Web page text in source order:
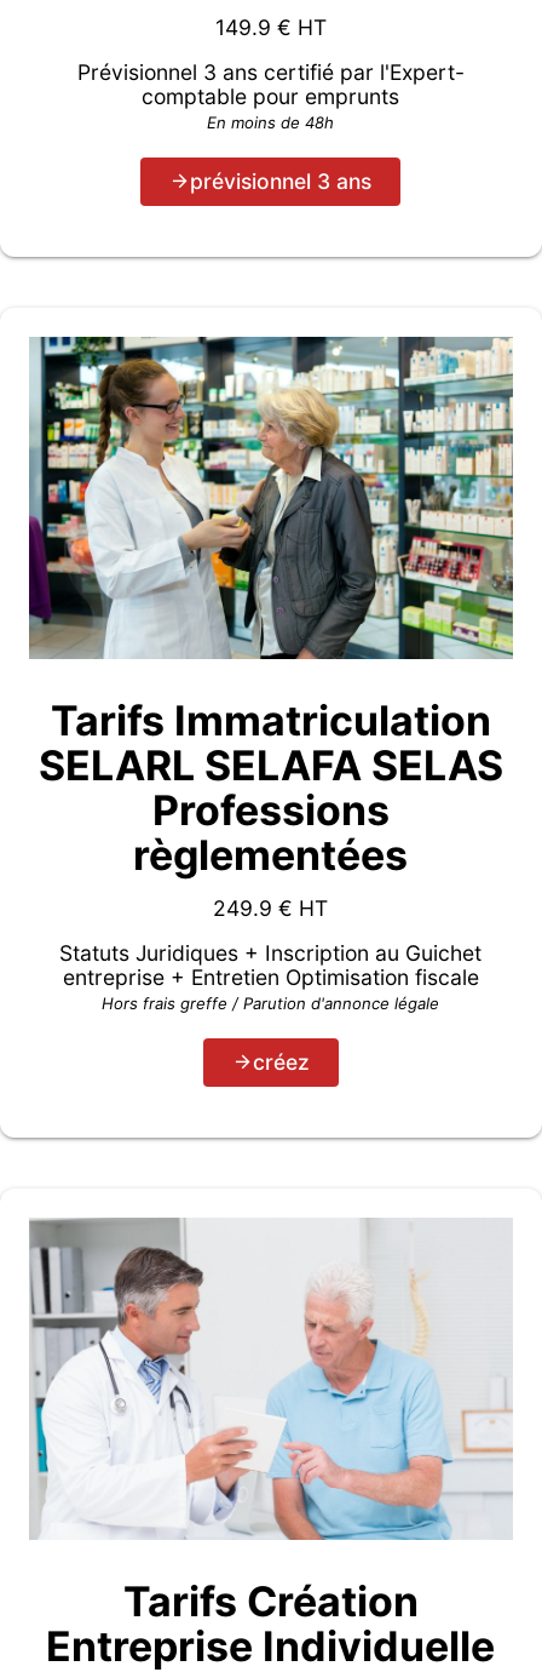
149.9 € HT
Prévisionnel 3 ans certifié par l'Expert-
comptable pour emprunts
En moins de 48h
prévisionnel 3 ans
Tarifs Immatriculation
SELARL SELAFA SELAS
Professions
règlementées
249.9 € HT
Statuts Juridiques + Inscription au Guichet
entreprise + Entretien Optimisation fiscale
Hors frais greffe / Parution d'annonce légale
créez
Tarifs Création
Entreprise Individuelle